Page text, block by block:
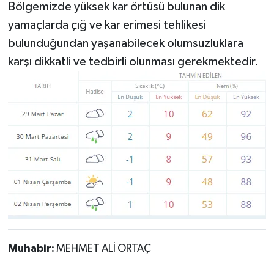
Bölgemizde yüksek kar örtüsü bulunan dik
yamaçlarda çığ ve kar erimesi tehlikesi
bulunduğundan yaşanabilecek olumsuzluklara
karşı dikkatli ve tedbirli olunması gerekmektedir.
Muhabir: MEHMET ALİ ORTAÇ